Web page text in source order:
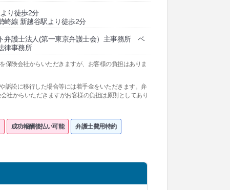
り徒歩2分
崎線 新越谷駅より徒歩2分
弁護士法人(第一東京弁護士会）主事務所 ベ
律事務所
保険会社からいただきますが、お客様の負担はありま
訴訟に移行した場合等には着手金をいただきます。弁
社からいただきますがお客様の負担は原則としてあり
成功報酬後払い可能 弁護士費用特約